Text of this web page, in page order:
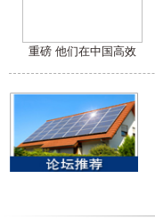
重磅 他们在中国高效